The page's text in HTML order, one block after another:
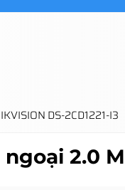
DS-2CD1221-I3
2.0